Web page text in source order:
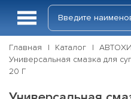
Главная Каталог
Универсальная смазка для
20 Г